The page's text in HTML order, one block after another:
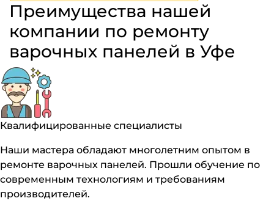
Преимущества нашей
компании по ремонту
варочных панелей в Уфе
Квалифицированные специалисты
Наши мастера обладают многолетним опытом в
ремонте варочных панелей. Прошли обучение по
современным технологиям и требованиям
производителей.